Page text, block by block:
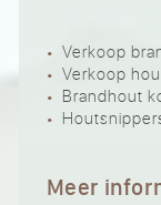
Verkoop
Verkoop
Brandhout
Meer